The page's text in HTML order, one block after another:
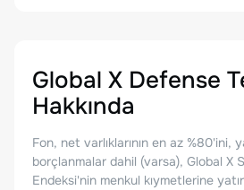
Global X Defense
Hakkında
Fon, net varlıklarının en az %80'ini,
borçlanmalar dahil (varsa), Global X
Endeksi'nin menkul kıymetlerine